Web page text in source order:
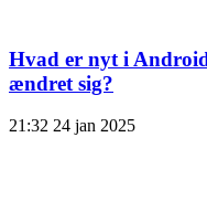
Hvad er nyt i
ændret sig?
21:32 24 jan 2025